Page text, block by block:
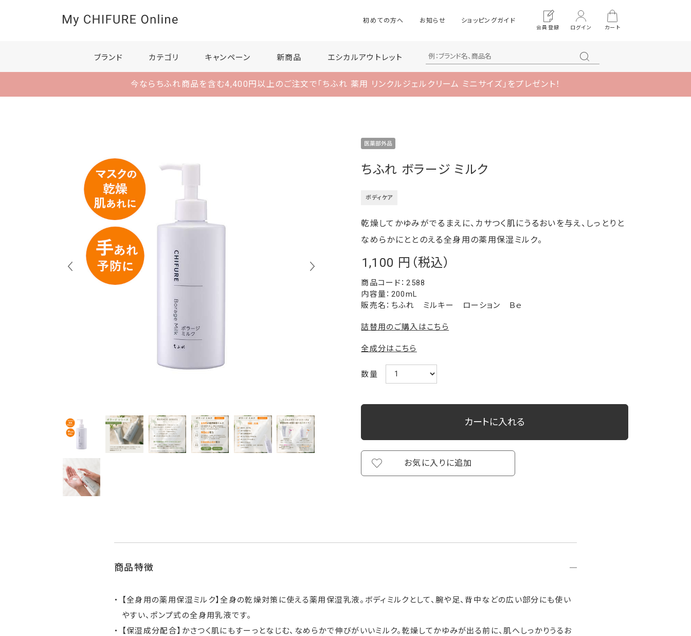
初めての方へ お知らせ ショッピングガイド
会員登録 ログイン カート
ブランド カテゴリ キャンペーン 新商品 エシカルアウトレット
今ならちふれ商品を含む4,400円以上のご注文で 「ちふれ 薬用 リンクルジェルクリーム ミニサイズ」をプレゼント！
ボディケア
ちふれ ボラージ ミルク
1,100
2588
乾燥してかゆみがでるまえに、カサつく肌にうるおいを与え、しっとりと
なめらかにととのえる全身用の薬用保湿ミルク。
内容量：200mL
販売名：ちふれ ミルキー ローション Ｂｅ
詰替用のご購入はこちら
全成分はこちら
数量
カートに入れる
お気に入りに追加
商品特徴
【全身用の薬用保湿ミルク】全身の乾燥対策に使える薬用保湿乳液。ボディミルクとして、腕や足、背中などの広い部分にも使い
やすい、ポンプ式の全身用乳液です。
【保湿成分配合】かさつく肌にもすーっとなじむ、なめらかで伸びがいいミルク。乾燥してかゆみが出る前に、肌へしっかりうるお